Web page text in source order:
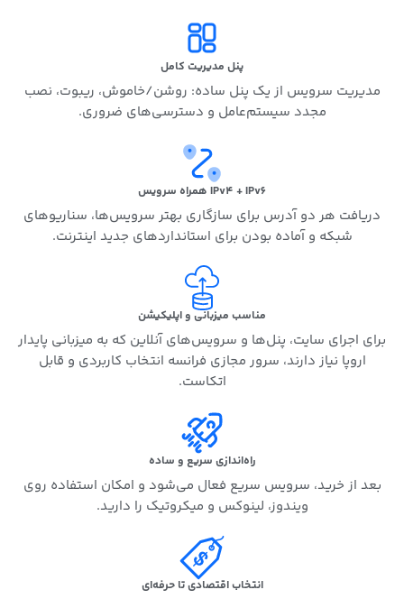
پنل مدیریت کامل
مدیریت سرویس از یک پنل ساده: روشن/خاموش، ریبوت، نصب
مجدد سیستم‌عامل و دسترسی‌های ضروری.
IPv4 + IPv6 همراه سرویس
دریافت هر دو آدرس برای سازگاری بهتر سرویس‌ها، سناریوهای
شبکه و آماده بودن برای استانداردهای جدید اینترنت.
مناسب میزبانی و اپلیکیشن
برای اجرای سایت، پنل‌ها و سرویس‌های آنلاین که به میزبانی پایدار
اروپا نیاز دارند، سرور مجازی فرانسه انتخاب کاربردی و قابل
اتکاست.
راه‌اندازی سریع و ساده
بعد از خرید، سرویس سریع فعال می‌شود و امکان استفاده روی
ویندوز، لینوکس و میکروتیک را دارید.
انتخاب اقتصادی تا حرفه‌ای